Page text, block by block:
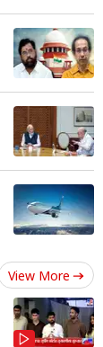
View More